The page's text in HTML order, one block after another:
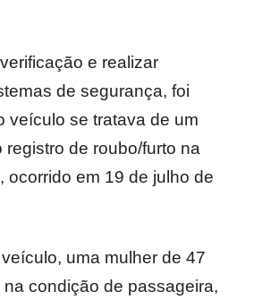
e realizar
de segurança, foi
veículo se tratava de um
de roubo/furto na
ocorrido em 19 de julho de
uma mulher de 47
condição de passageira,